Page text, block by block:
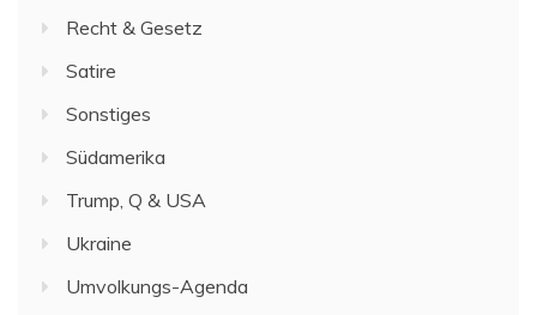
Recht & Gesetz
Satire
Sonstiges
Südamerika
Trump, Q & USA
Ukraine
Umvolkungs-Agenda